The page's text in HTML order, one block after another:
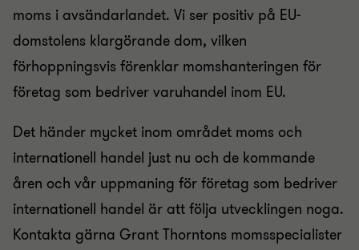
moms i avsändarlandet. Vi ser positiv på EU-
domstolens klargörande dom, vilken
förhoppningsvis förenklar momshanteringen för
företag som bedriver varuhandel inom EU.
Det händer mycket inom området moms och
internationell handel just nu och de kommande
åren och vår uppmaning för företag som bedriver
internationell handel är att följa utvecklingen noga.
Kontakta gärna Grant Thorntons momsspecialister